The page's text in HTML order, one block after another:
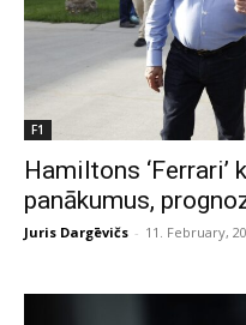
F1
Hamiltons
panākumus,
Juris Dargēvičs - 11. February,